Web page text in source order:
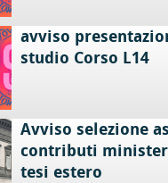
avviso
studio Corso L14
Avviso selezione
contributi
tesi estero